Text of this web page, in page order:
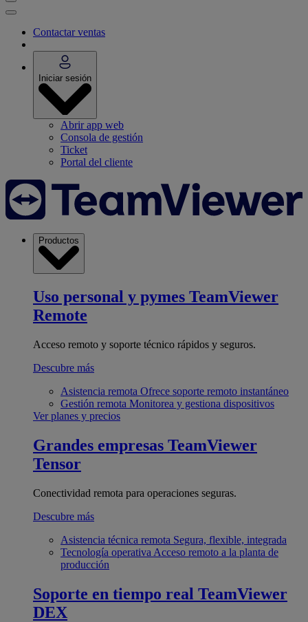
Contactar ventas
Iniciar sesión
Abrir app web
Consola de gestión
Ticket
Portal del cliente
Productos
Uso personal y pymes TeamViewer
Remote
Acceso remoto y soporte técnico rápidos y seguros.
Descubre más
Asistencia remota Ofrece soporte remoto instantáneo
Gestión remota Monitorea y gestiona dispositivos
Ver planes y precios
Grandes empresas TeamViewer
Tensor
Conectividad remota para operaciones seguras.
Descubre más
Asistencia técnica remota Segura, flexible, integrada
Tecnología operativa Acceso remoto a la planta de
producción
Soporte en tiempo real TeamViewer
DEX